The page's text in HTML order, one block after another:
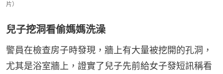
片）
兒子挖洞看偷媽媽洗澡
警員在檢查房子時發現，牆上有大量被挖開的孔洞，
尤其是浴室牆上，證實了兒子先前給女子發短訊稱看